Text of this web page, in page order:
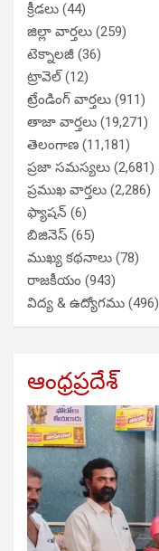
క్రీడలు (44)
జిల్లా వార్తలు (259)
టెక్నాలజీ (36)
ట్రావెల్(12)
ట్రేండింగ్ వార్తలు (911)
తాజా వార్తలు (19,271)
తెలంగాణ (11,181)
ప్రజా సమస్యలు (2,681)
ప్రముఖ వార్తలు (2,286)
ఫ్యాషన్ (6)
బిజినెస్ (65)
ముఖ్య కథనాలు (78)
రాజకీయం (943)
విద్య & ఉద్యోగము (496)
ఆంధ్రప్రదేశ్